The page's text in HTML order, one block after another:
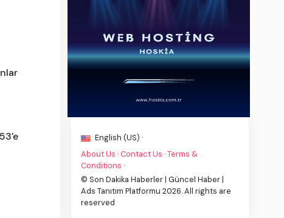
English (US) ·
About Us · Contact Us ·Terms &
Conditions ·
© Son Dakika Haberler | Güncel Haber |
Ads Tanıtım Platformu 2026. All rights are
reserved